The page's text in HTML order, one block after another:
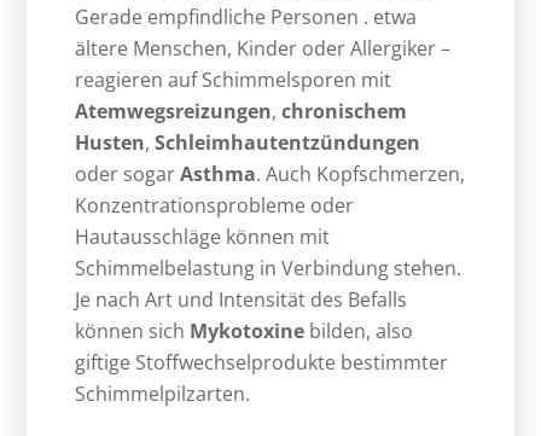
Gerade empfindliche Personen . etwa
ältere Menschen, Kinder oder Allergiker –
reagieren auf Schimmelsporen mit
Atemwegsreizungen,chronischem
Husten,Schleimhautentzündungen
oder sogarAsthma. Auch Kopfschmerzen,
Konzentrationsprobleme oder
Hautausschläge können mit
Schimmelbelastung in Verbindung stehen.
Je nach Art und Intensität des Befalls
können sich Mykotoxine bilden, also
giftige Stoffwechselprodukte bestimmter
Schimmelpilzarten.